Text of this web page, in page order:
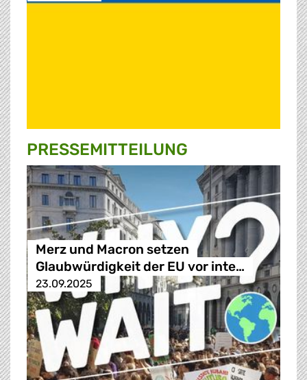
PRESSE­MITTEILUNG
Merz und Macron setzen
Glaubwürdigkeit der EU vor inte…
23.09.2025